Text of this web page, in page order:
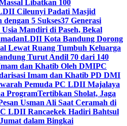
Libatkan 100
Cileunyi Padati Masjid
5 Sukses37 Generasi
Mandiri di Paseh, Bekal
LDII Kota Bandung Dorong
Lewat Ruang Tumbuh Keluarga
Turut Andil 70 dari 140
dan Khatib Oleh DMIPC
Imam dan Khatib PD DMI
Pemuda PC LDII Majalaya
ProgramTertibkan Sholat, Jaga
Usman Ali Saat Ceramah di
LDII Rancaekek Hadiri Bahtsul
dalam Bingkai